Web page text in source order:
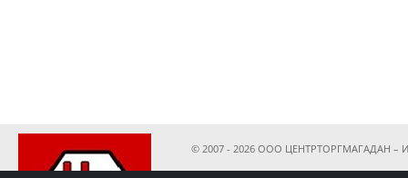
© 2007 - 2026 ООО ЦЕНТРТОРГМАГАДАН –